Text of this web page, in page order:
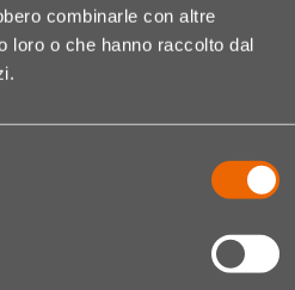
combinarle con altre
loro o che hanno raccolto dal